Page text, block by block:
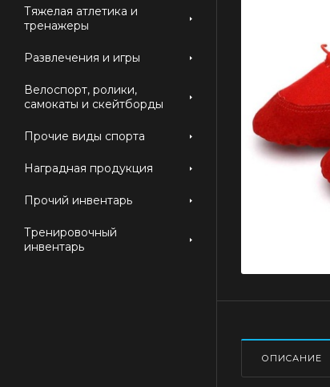
Тяжелая атлетика и
тренажеры
Развлечения и игры
Велоспорт, ролики,
самокаты и скейтборды
Прочие виды спорта
Наградная продукция
Прочий инвентарь
Тренировочный
инвентарь
ОПИСАНИЕ